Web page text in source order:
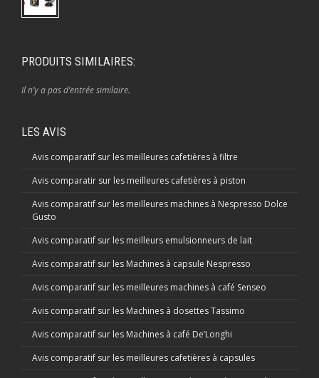
PRODUITS SIMILAIRES:
Il n’y a pas d’entrée similaire.
LES AVIS
Avis comparatif sur les meilleures cafetières à filtre
Avis comparatir sur les meilleures cafetières à piston
Avis comparatif sur les meilleures machines à Nespresso Dolce
Gusto
Avis comparatif sur les meilleurs emulsionneurs de lait
Avis comparatif sur les Machines à capsule Nespresso
Avis comparatif sur les meilleures machines à café Senseo
Avis comparatif sur les Machines à dosettes Tassimo
Avis comparatif sur les Machines à café De’Longhi
Avis comparatif sur les meilleures cafetières à capsules